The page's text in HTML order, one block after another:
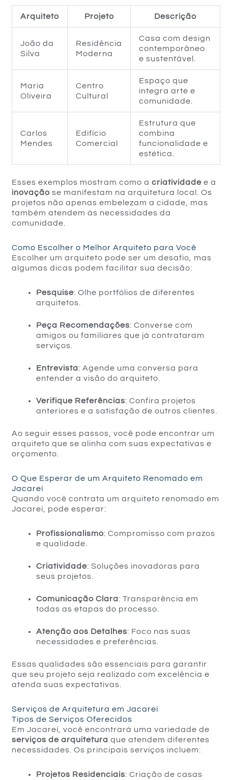
Arquiteto Projeto Descrição
João da
Silva
Residência
Moderna
Casa com design
contemporâneo
e sustentável.
Maria
Oliveira
Centro
Cultural
Espaço que
integra arte e
comunidade.
Carlos
Mendes
Edifício
Comercial
Estrutura que
combina
funcionalidade e
estética.
Esses exemplos mostram como acriatividade e a
inovação se manifestam na arquitetura local. Os
projetos não apenas embelezam a cidade, mas
também atendem às necessidades da
comunidade.
Como Escolher o Melhor Arquiteto para Você
Escolher um arquiteto pode ser um desafio, mas
algumas dicas podem facilitar sua decisão:
Pesquise: Olhe portfólios de diferentes
arquitetos.
Peça Recomendações: Converse com
amigos ou familiares que já contrataram
serviços.
Entrevista: Agende uma conversa para
entender a visão do arquiteto.
Verifique Referências: Confira projetos
anteriores e a satisfação de outros clientes.
Ao seguir esses passos, você pode encontrar um
arquiteto que se alinha com suas expectativas e
orçamento.
O Que Esperar de um Arquiteto Renomado em
Jacareí
Quando você contrata um arquiteto renomado em
Jacareí, pode esperar:
Profissionalismo: Compromisso com prazos
e qualidade.
Criatividade: Soluções inovadoras para
seus projetos.
Comunicação Clara: Transparência em
todas as etapas do processo.
Atenção aos Detalhes: Foco nas suas
necessidades e preferências.
Essas qualidades são essenciais para garantir
que seu projeto seja realizado com excelência e
atenda suas expectativas.
Serviços de Arquitetura em Jacareí
Tipos de Serviços Oferecidos
Em Jacareí, você encontrará uma variedade de
serviços de arquitetura que atendem diferentes
necessidades. Os principais serviços incluem:
Projetos Residenciais: Criação de casas